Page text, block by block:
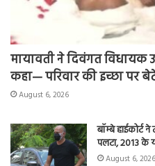
मायावती ने दिवंगत विधायक
कहा— परिवार की इच्छा पर
August 6, 2026
बॉम्बे
पलटा, 2013 के
August 6, 2026